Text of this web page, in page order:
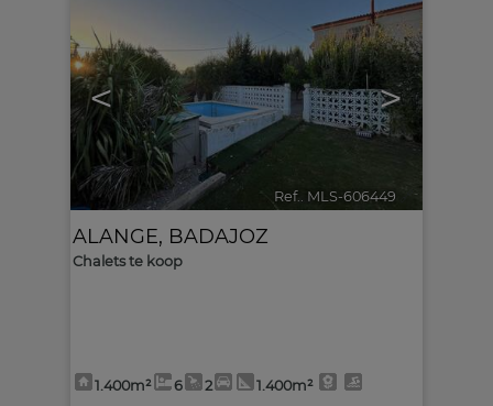
< >
Ref.. MLS-606449
ALANGE, BADAJOZ
Chalets te koop
1.400m² 6 2 1.400m²